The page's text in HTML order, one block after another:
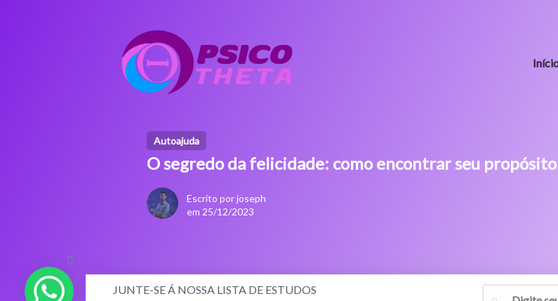
Autoajuda
O segredo da felicidade: como encontrar seu
Escrito por joseph
em 25/12/2023
JUNTE-SE Á NOSSA LISTA DE ESTUDOS